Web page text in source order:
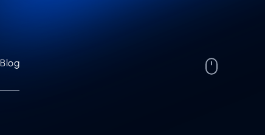
Blog